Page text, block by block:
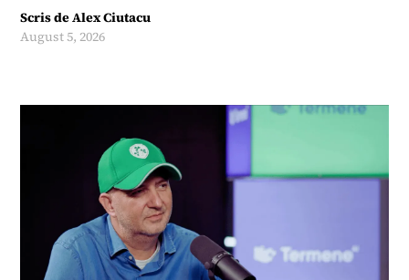
Scris deAlex Ciutacu
August 5, 2026